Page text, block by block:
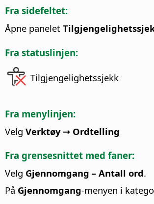
Fra sidefeltet:
Åpne panelet
Fra statuslinjen:
Tilgjengelighetssjekk
Fra menylinjen:
Velg Verktøy → Ordtelling
Fra grensesnittet med faner:
Velg Gjennomgang – Antall ord.
På Gjennomgang-menyen i